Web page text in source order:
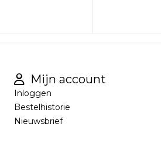
Mijn account
Inloggen
Bestelhistorie
Nieuwsbrief